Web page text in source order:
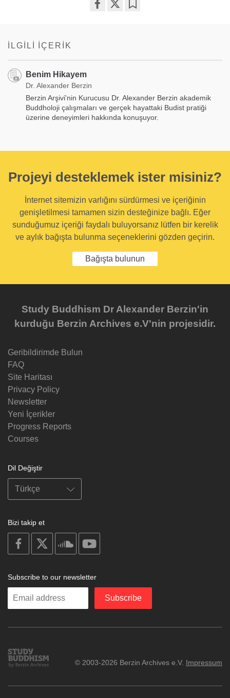
İLGILI İÇERIK
Benim Hikayem
Dr. Alexander Berzin
Berzin Arşivi'nin Kurucusu Dr. Alexander Berzin akademik
Buddholoji çalışmaları ve gerçek hayattaki Budist pratiği
üzerine deneyimleri hakkında konuşuyor.
Projeyi desteklemek ister misiniz?
İnternet sitemizin varlığını sürdürmesi ve içeriğinin
genişletilmesi tamamen sizin desteğinize bağlı. Eğer
sunduğumuz içeriği faydalı buluyorsanız lütfen bir kerelik
ve aylık bağışta bulunma seçeneklerini gözden geçirin.
Bağışta bulunun
Study Buddhism Dr Alexander Berzin'in
kurduğu Berzin Archives e.V'nin projesidir.
Geribildirimde Bulun
FAQ
Site Haritası
Privacy Policy
Newsletter
Yeni İçerikler
Progress Reports
Courses
Dil Değiştir
Bizi takip et
on
facebook
soundcloud
Subscribe to our newsletter
Enter
Subscribe
Study
Buddhism
© 2003-2026 Berzin Archives e.V. Impressum